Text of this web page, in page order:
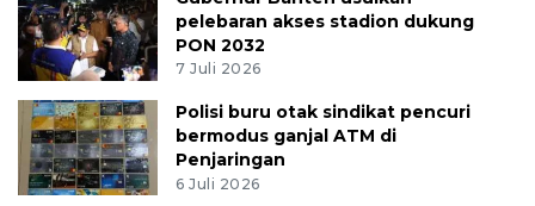
pelebaran akses stadion dukung
PON 2032
7 Juli 2026
Polisi buru otak sindikat pencuri
bermodus ganjal ATM di
Penjaringan
6 Juli 2026